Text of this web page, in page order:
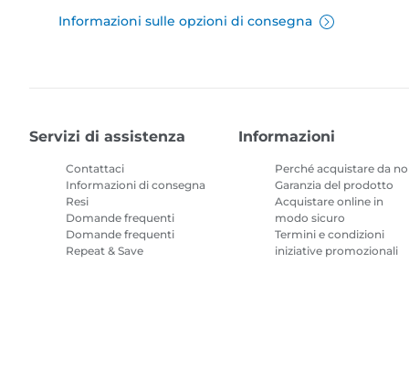
Informazioni sulle opzioni di consegna
Servizi di assistenza
Contattaci
Informazioni di consegna
Resi
Domande frequenti
Domande frequenti
Repeat & Save
Informazioni
Perché acquistare da
Garanzia del prodotto
Acquistare online in
modo sicuro
Termini e condizioni
iniziative promozionali